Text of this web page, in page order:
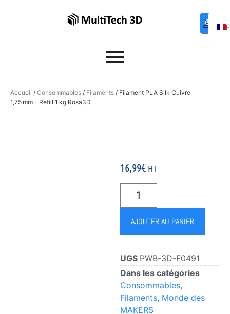
0,00 €
Accueil / Consommables / Filaments / Filament PLA Silk Cuivre
1,75 mm – Refill 1 kg Rosa3D
16,99€ HT
AJOUTER AU PANIER
UGS PWB-3D-F0491
Dans les catégories
Consommables,
Filaments, Monde des
MAKERS